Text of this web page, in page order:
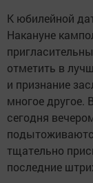
К юбилейной
Накануне
отметить в
и признание
многое другое.
сегодня
тщательно
последние